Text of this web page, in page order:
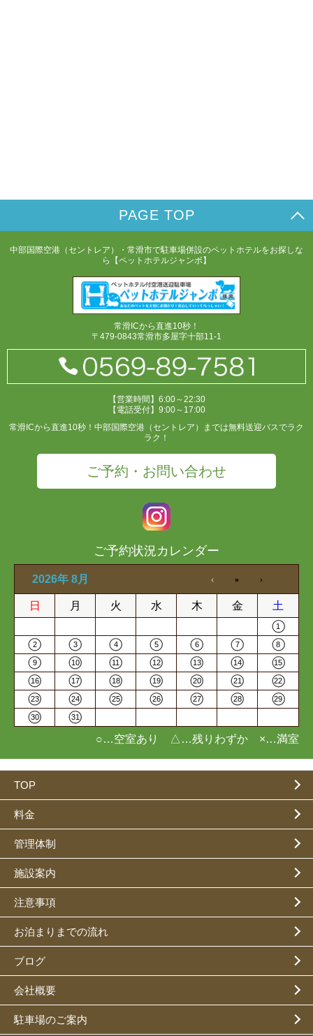
PAGE TOP
中部国際空港（セントレア）・常滑市で駐車場併設のペットホテルをお探しな
ら【ペットホテルジャンボ】
常滑ICから直進10秒！
〒479-0843常滑市多屋字十部11-1
【営業時間】6:00～22:30
【電話受付】9:00～17:00
常滑ICから直進10秒！中部国際空港（セントレア）までは無料送迎バスでラク
ラク！
ご予約・お問い合わせ
ご予約状況カレンダー
2026年 8月
日 月 火 水 木 金 土
1
2 3 4 5 6 7 8
9 10 11 12 13 14 15
16 17 18 19 20 21 22
23 24 25 26 27 28 29
30 31
○…空室あり △…残りわずか ×…満室
TOP
料金
管理体制
施設案内
注意事項
お泊まりまでの流れ
ブログ
会社概要
駐車場のご案内